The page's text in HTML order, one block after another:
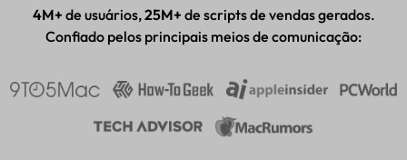
4M+ de usuários,25M+ de scripts de vendas gerados.
Confiado pelos principais meios de comunicação: